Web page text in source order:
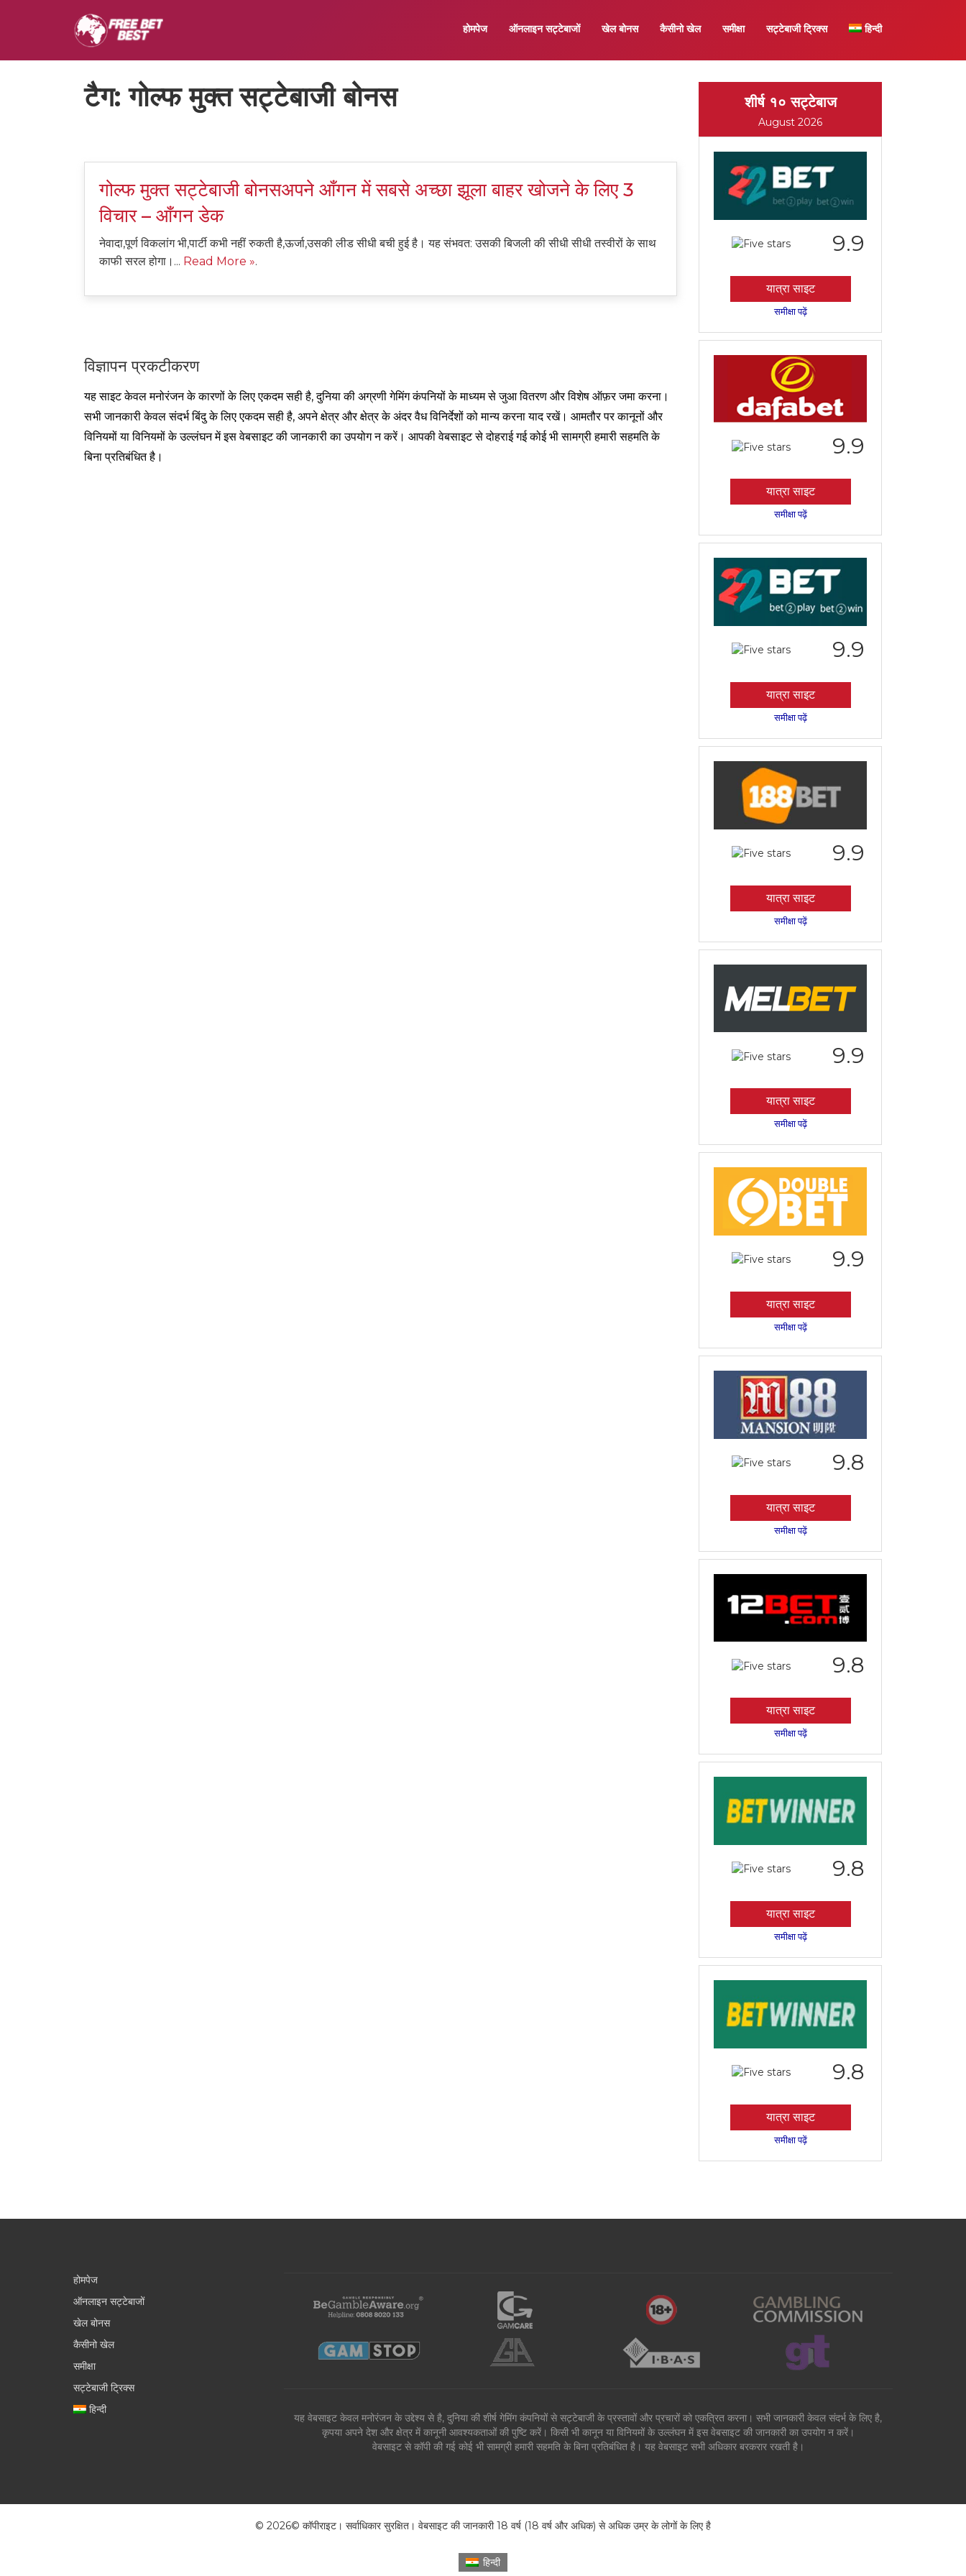
होमपेज ऑनलाइन सट्टेबाजों खेल बोनस कैसीनो खेल समीक्षा सट्टेबाजी ट्रिक्स हिन्दी
टैग:गोल्फ मुक्त सट्टेबाजी बोनस
गोल्फ मुक्त सट्टेबाजी बोनसअपने आँगन में सबसे अच्छा झूला बाहर खोजने के लिए 3
विचार – आँगन डेक
नेवादा,पूर्ण विकलांग भी,पार्टी कभी नहीं रुकती है,ऊर्जा,उसकी लीड सीधी बची हुई है। यह संभवत: उसकी बिजली की सीधी सीधी तस्वीरों के साथ
काफी सरल होगा।... Read More ».
विज्ञापन प्रकटीकरण
यह साइट केवल मनोरंजन के कारणों के लिए एकदम सही है, दुनिया की अग्रणी गेमिंग कंपनियों के माध्यम से जुआ वितरण और विशेष ऑफ़र जमा करना।
सभी जानकारी केवल संदर्भ बिंदु के लिए एकदम सही है, अपने क्षेत्र और क्षेत्र के अंदर वैध विनिर्देशों को मान्य करना याद रखें। आमतौर पर कानूनों और
विनियमों या विनियमों के उल्लंघन में इस वेबसाइट की जानकारी का उपयोग न करें। आपकी वेबसाइट से दोहराई गई कोई भी सामग्री हमारी सहमति के
बिना प्रतिबंधित है।
शीर्ष १० सट्टेबाज
August 2026
9.9
यात्रा साइट
समीक्षा पढ़ें
9.9
यात्रा साइट
समीक्षा पढ़ें
9.9
यात्रा साइट
समीक्षा पढ़ें
9.9
यात्रा साइट
समीक्षा पढ़ें
9.9
यात्रा साइट
समीक्षा पढ़ें
9.9
यात्रा साइट
समीक्षा पढ़ें
9.8
यात्रा साइट
समीक्षा पढ़ें
9.8
यात्रा साइट
समीक्षा पढ़ें
9.8
यात्रा साइट
समीक्षा पढ़ें
9.8
यात्रा साइट
समीक्षा पढ़ें
होमपेज
ऑनलाइन सट्टेबाजों
खेल बोनस
कैसीनो खेल
समीक्षा
सट्टेबाजी ट्रिक्स
हिन्दी
यह वेबसाइट केवल मनोरंजन के उद्देश्य से है, दुनिया की शीर्ष गेमिंग कंपनियों से सट्टेबाजी के प्रस्तावों और प्रचारों को एकत्रित करना। सभी जानकारी केवल संदर्भ के लिए है,
कृपया अपने देश और क्षेत्र में कानूनी आवश्यकताओं की पुष्टि करें। किसी भी कानून या विनियमों के उल्लंघन में इस वेबसाइट की जानकारी का उपयोग न करें।
वेबसाइट से कॉपी की गई कोई भी सामग्री हमारी सहमति के बिना प्रतिबंधित है। यह वेबसाइट सभी अधिकार बरकरार रखती है।
© 2026© कॉपीराइट। सर्वाधिकार सुरक्षित। वेबसाइट की जानकारी 18 वर्ष (18 वर्ष और अधिक) से अधिक उम्र के लोगों के लिए है
हिन्दी